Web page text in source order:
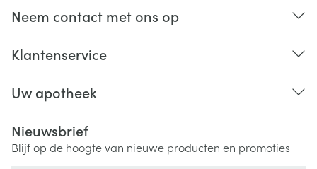
Neem contact met ons op
Klantenservice
Uw apotheek
Nieuwsbrief
Blijf op de hoogte van nieuwe producten en promoties